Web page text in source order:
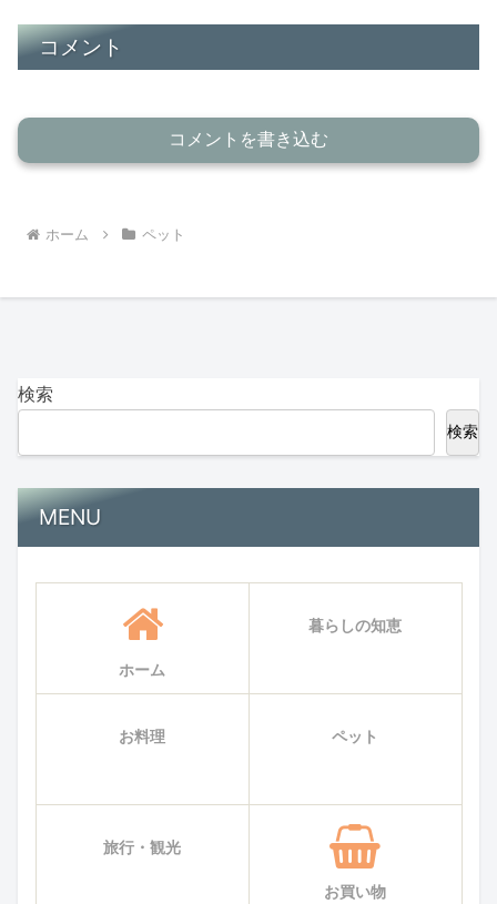
コメント
コメントを書き込む
ホーム ペット
検索
検索
MENU
ホーム
暮らしの知恵
お料理 ペット
旅行・観光
お買い物